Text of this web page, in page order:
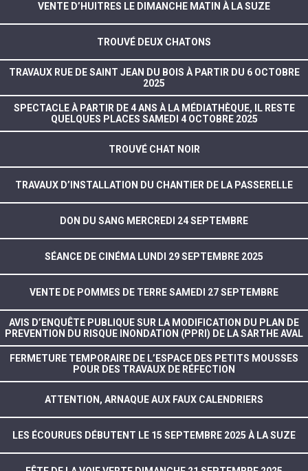
VENTE D’HUITRES LE DIMANCHE MATIN À LA SUZE
TROUVÉ DEUX CHATONS
TRAVAUX RUE DE SAINT JEAN DU BOIS À PARTIR DU 6 OCTOBRE
2025
SPECTACLE À PARTIR DE 4 ANS À LA MÉDIATHÈQUE, IL RESTE
QUELQUES PLACES SAMEDI 4 OCTOBRE 2025
TROUVÉ CHAT NOIR
TRAVAUX D’INSTALLATION DU CHANTIER DE LA PASSERELLE
DON DU SANG MERCREDI 24 SEPTEMBRE
SÉANCE DE CINÉMA LUNDI 29 SEPTEMBRE 2025
VENTE DE POMMES DE TERRE SAMEDI 27 SEPTEMBRE
AVIS D’ENQUÊTE PUBLIQUE SUR LA MODIFICATION DU PLAN DE
PREVENTION DU RISQUE INONDATION (PPRI) DE LA SARTHE AVAL
FERMETURE TEMPORAIRE DE L’ESPACE DES PETITS MOUSSES
POUR DES TRAVAUX DE RÉFECTION
ATTENTION, ARNAQUE AUX FAUX CALENDRIERS
LES ÉCOURUES DÉBUTENT LE 15 SEPTEMBRE 2025 À LA SUZE